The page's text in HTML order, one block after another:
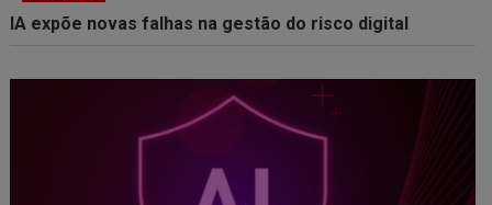
IA expõe novas falhas na gestão do risco digital